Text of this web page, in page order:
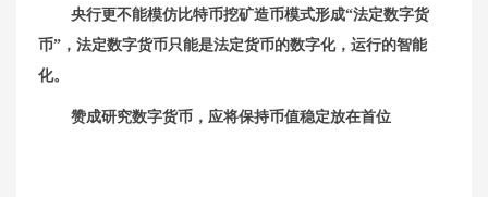
央行更不能模仿比特币挖矿造币模式形成“法定数字货
币”，法定数字货币只能是法定货币的数字化，运行的智能
化。
赞成研究数字货币，应将保持币值稳定放在首位